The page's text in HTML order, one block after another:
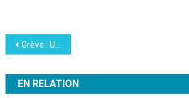
Navigation
de
l’article
Grève : Un bel élan de solidarité de la part du collectif Le Stream Reconductible
EN RELATION